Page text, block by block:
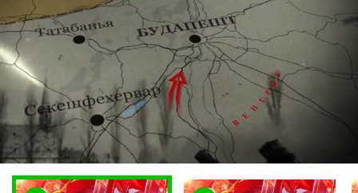
/
Загрузка:
100.00%